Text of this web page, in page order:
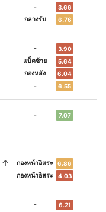
- 3.66
กลางรับ 6.76
- 3.90
แบ็คซ้าย 5.64
กองหลัง 6.04
- 6.55
- 7.07
↑ กองหน้าอิสระ 6.86
กองหน้าอิสระ 4.03
- 6.21